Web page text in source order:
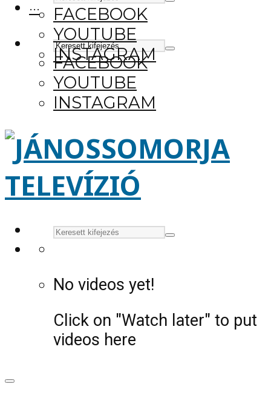
FACEBOOK
YOUTUBE
INSTAGRAM
···
FACEBOOK
YOUTUBE
INSTAGRAM
No videos yet!
Click on "Watch later" to put
videos here